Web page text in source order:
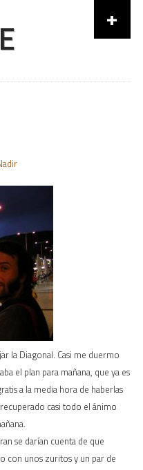
+
la Diagonal. Casi me duermo
el plan para mañana, que ya es
a la media hora de haberlas
casi todo el ánimo
se darían cuenta de que
con unos zuritos y un par de